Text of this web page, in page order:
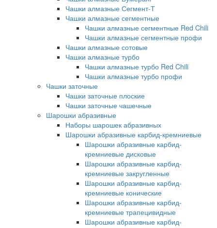
Чашки алмазные Сегмент-Т
Чашки алмазные сегментные
Чашки алмазные сегментные Red Chili
Чашки алмазные сегментные профи
Чашки алмазные сотовые
Чашки алмазные турбо
Чашки алмазные турбо Red Chili
Чашки алмазные турбо профи
Чашки заточные
Чашки заточные плоские
Чашки заточные чашечные
Шарошки абразивные
Наборы шарошек абразивных
Шарошки абразивные карбид-кремниевые
Шарошки абразивные карбид-
кремниевые дисковые
Шарошки абразивные карбид-
кремниевые закругленные
Шарошки абразивные карбид-
кремниевые конические
Шарошки абразивные карбид-
кремниевые трапецивидные
Шарошки абразивные карбид-